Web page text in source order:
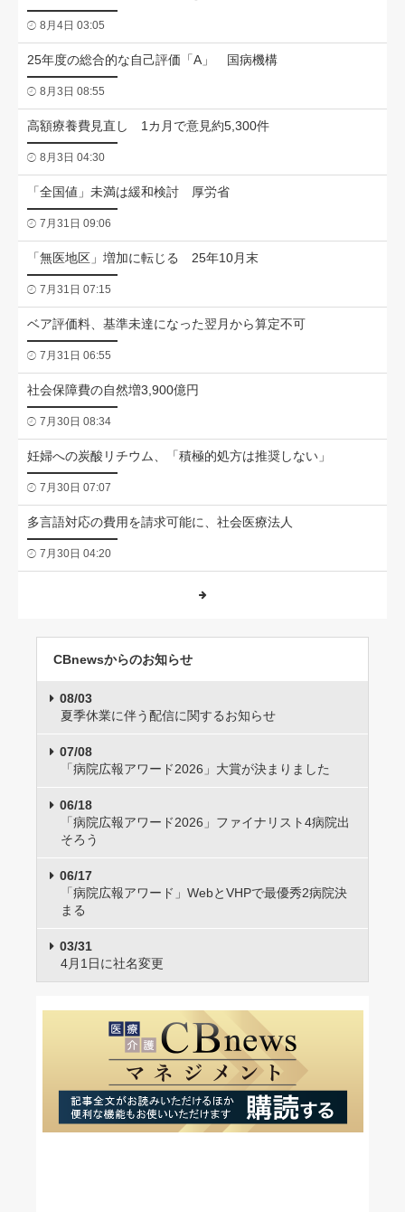
8月4日 03:05
25年度の総合的な自己評価「A」 国病機構
8月3日 08:55
高額療養費見直し 1カ月で意見約5,300件
8月3日 04:30
「全国値」未満は緩和検討 厚労省
7月31日 09:06
「無医地区」増加に転じる 25年10月末
7月31日 07:15
ベア評価料、基準未達になった翌月から算定不可
7月31日 06:55
社会保障費の自然増3,900億円
7月30日 08:34
妊婦への炭酸リチウム、「積極的処方は推奨しない」
7月30日 07:07
多言語対応の費用を請求可能に、社会医療法人
7月30日 04:20
CBnewsからのお知らせ
08/03
夏季休業に伴う配信に関するお知らせ
07/08
「病院広報アワード2026」大賞が決まりました
06/18
「病院広報アワード2026」ファイナリスト4病院出
そろう
06/17
「病院広報アワード」WebとVHPで最優秀2病院決
まる
03/31
4月1日に社名変更